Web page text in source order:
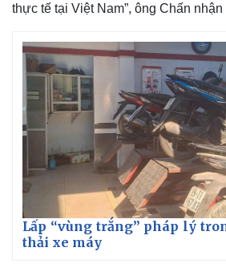
thực tế tại Việt Nam”, ông Chấn nhận
Lấp “vùng trắng” pháp lý
thải xe máy